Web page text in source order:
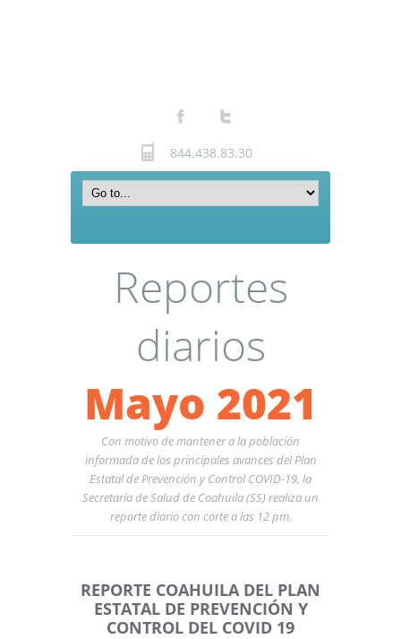
844.438.83.30
Reportes
diarios
Mayo 2021
Con motivo de mantener a la población
informada de los principales avances del Plan
Estatal de Prevención y Control COVID-19, la
Secretaría de Salud de Coahuila (SS) realiza un
reporte diario con corte a las 12 pm.
REPORTE COAHUILA DEL PLAN
ESTATAL DE PREVENCIÓN Y
CONTROL DEL COVID 19